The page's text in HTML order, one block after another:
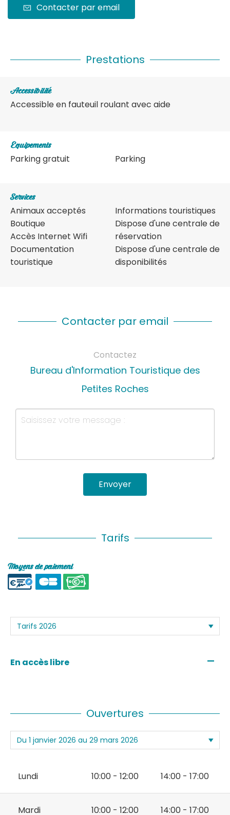
Contacter par email
Prestations
Accessibilité
Accessible en fauteuil roulant avec aide
Equipements
Parking gratuit Parking
Services
Animaux acceptés
Boutique
Accès Internet Wifi
Documentation
touristique
Informations touristiques
Dispose d'une centrale de
réservation
Dispose d'une centrale de
disponibilités
Contacter par email
Contactez
Bureau d'Information Touristique des
Petites Roches
Envoyer
Tarifs
Moyens de paiement
En accès libre —
Ouvertures
Lundi 10:00 - 12:00 14:00 - 17:00
Mardi 10:00 - 12:00 14:00 - 17:00